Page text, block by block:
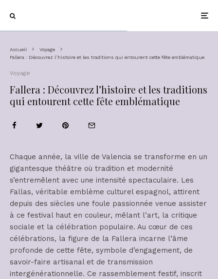
Accueil
Voyage
Fallera : Découvrez l’histoire et les traditions qui entourent cette fête emblématique
Voyage
Fallera : Découvrez l’histoire et les traditions
qui entourent cette fête emblématique
Chaque année, la ville de Valencia se transforme en un
gigantesque théâtre où tradition et modernité
s’entremêlent avec une intensité spectaculaire. Les
Fallas, véritable emblème culturel espagnol, attirent
depuis des siècles une foule passionnée venue assister
à ce festival haut en couleur, mêlant l’art, la critique
sociale et la célébration populaire. Au cœur de ces
célébrations, la figure de la Fallera incarne l’âme
profonde de cette fête, symbole d’engagement, de
savoir-faire artisanal et de transmission
intergénérationnelle. Ce rassemblement festif, inscrit